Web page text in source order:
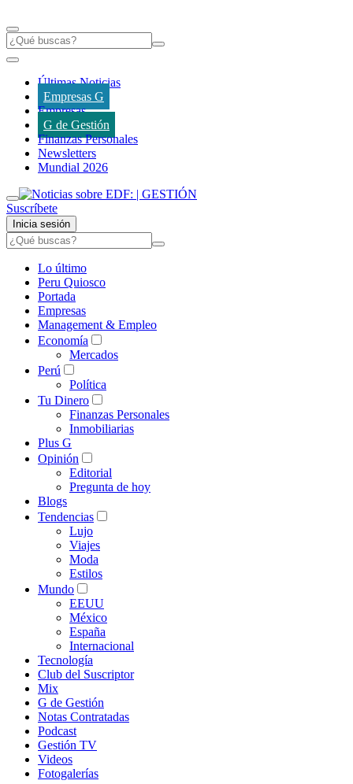
Últimas Noticias
Empresas G
Empresas
G de Gestión
Finanzas Personales
Newsletters
Mundial 2026
Suscríbete
Inicia sesión
Lo último
Peru Quiosco
Portada
Empresas
Management & Empleo
Economía
Mercados
Perú
Política
Tu Dinero
Finanzas Personales
Inmobiliarias
Plus G
Opinión
Editorial
Pregunta de hoy
Blogs
Tendencias
Lujo
Viajes
Moda
Estilos
Mundo
EEUU
México
España
Internacional
Tecnología
Club del Suscriptor
Mix
G de Gestión
Notas Contratadas
Podcast
Gestión TV
Videos
Fotogalerías